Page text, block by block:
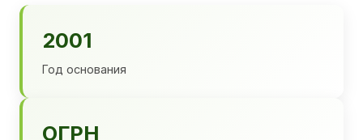
2001
Год основания
ОГРН